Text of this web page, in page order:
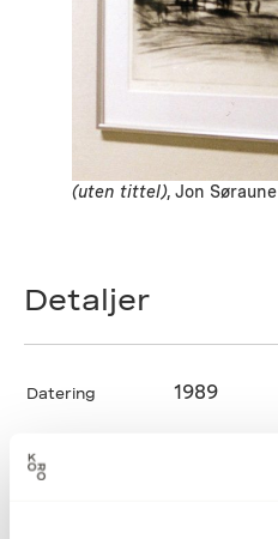
(uten tittel), Jon Søraune
Detaljer
Datering 1989